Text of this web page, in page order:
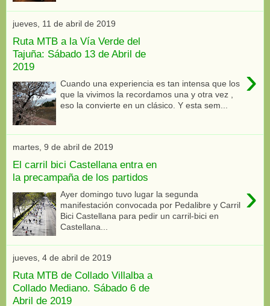
jueves, 11 de abril de 2019
Ruta MTB a la Vía Verde del
Tajuña: Sábado 13 de Abril de
2019
›
Cuando una experiencia es tan intensa que los
que la vivimos la recordamos una y otra vez ,
eso la convierte en un clásico. Y esta sem...
martes, 9 de abril de 2019
El carril bici Castellana entra en
la precampaña de los partidos
›
Ayer domingo tuvo lugar la segunda
manifestación convocada por Pedalibre y Carril
Bici Castellana para pedir un carril-bici en
Castellana...
jueves, 4 de abril de 2019
Ruta MTB de Collado Villalba a
Collado Mediano. Sábado 6 de
Abril de 2019